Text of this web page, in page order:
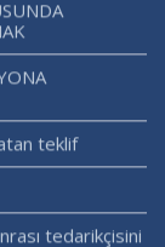
teklif
tedarikçisini